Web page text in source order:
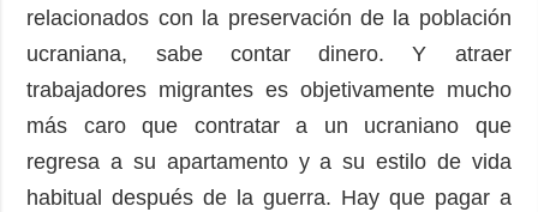
relacionados con la preservación de la población
ucraniana, sabe contar dinero. Y atraer
trabajadores migrantes es objetivamente mucho
más caro que contratar a un ucraniano que
regresa a su apartamento y a su estilo de vida
habitual después de la guerra. Hay que pagar a